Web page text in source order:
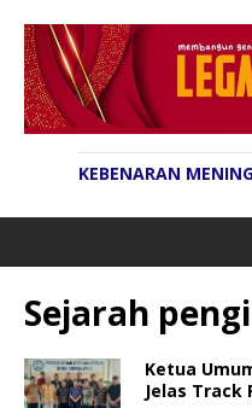
KEBENARAN
Sejarah
Ketua
Jelas Track